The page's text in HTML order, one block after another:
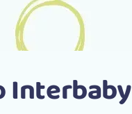
Interbaby